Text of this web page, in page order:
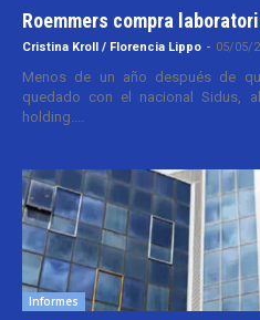
Roemmers compra
Cristina Kroll / Florencia Lippo - 05/05/
Menos de un año después de
quedado con el nacional Sidus,
holding....
Informes